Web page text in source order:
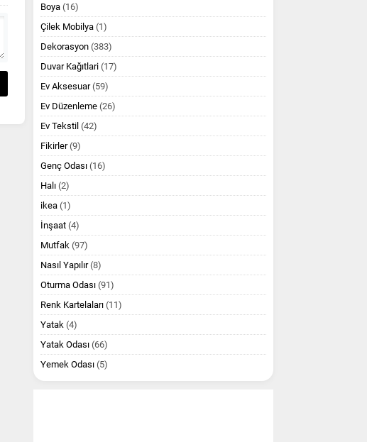
Boya (16)
Çilek Mobilya (1)
Dekorasyon (383)
Duvar Kağıtlari (17)
Ev Aksesuar(59)
Ev Düzenleme (26)
Ev Tekstil (42)
Fikirler(9)
Genç Odası (16)
Halı (2)
ikea (1)
İnşaat (4)
Mutfak (97)
Nasıl Yapılır(8)
Oturma Odası (91)
Renk Kartelaları (11)
Yatak (4)
Yatak Odası (66)
Yemek Odası (5)